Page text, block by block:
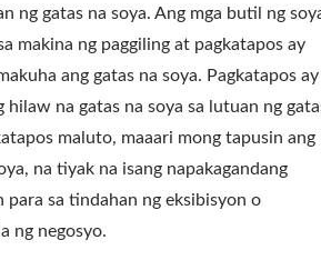
ng gatas na soya. Ang mga butil ng
makina ng paggiling at pagkatapos ay
ang gatas na soya. Pagkatapos ay
hilaw na gatas na soya sa lutuan ng
maluto, maaari mong tapusin ang
na tiyak na isang napakagandang
para sa tindahan ng eksibisyon o
ng negosyo.